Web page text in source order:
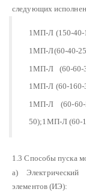
следующих
1МП-Л (150-40-
1МП-Л(60-40-
1МП-Л (60-60-
1МП-Л (60-160-
1МП-Л (60-
50);1МП-Л (60-
1.3 Способы пуска
а)
элементов (ИЭ):